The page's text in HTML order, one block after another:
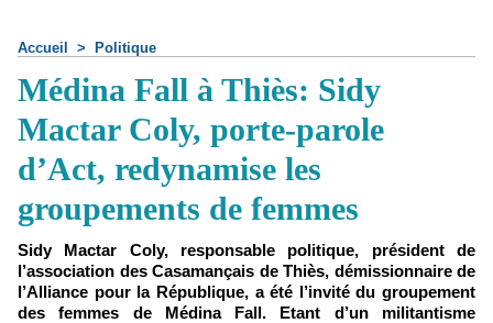
Accueil > Politique
Médina Fall à Thiès: Sidy
Mactar Coly, porte-parole
d’Act, redynamise les
groupements de femmes
Sidy Mactar Coly, responsable politique, président de
l’association des Casamançais de Thiès, démissionnaire de
l’Alliance pour la République, a été l’invité du groupement
des femmes de Médina Fall. Etant d’un militantisme